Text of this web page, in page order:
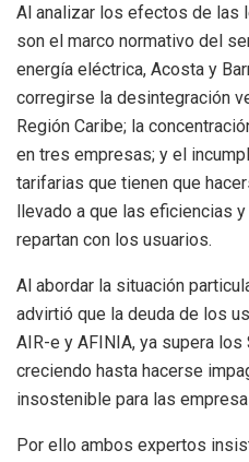
Al analizar los efectos de las
son el marco normativo del
energía eléctrica, Acosta y
corregirse la desintegración
Región Caribe; la
en tres empresas; y el
tarifarias que tienen que
llevado a que las eficiencias
repartan con los usuarios.
Al abordar la situación
advirtió que la deuda de los
AIR-e y AFINIA, ya supera
creciendo hasta hacerse
insostenible para las
Por ello ambos expertos